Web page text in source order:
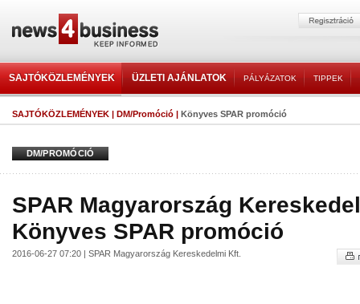
SAJTÓKÖZLEMÉNYEK ÜZLETI AJÁNLATOK PÁLYÁZATOK TIPPEK
SAJTÓKÖZLEMÉNYEK | DM/Promóció | Könyves SPAR promóció
DM/PROMÓCIÓ
SPAR Magyarország
Könyves SPAR promóció
2016-06-27 07:20 | SPAR Magyarország Kereskedelmi Kft.